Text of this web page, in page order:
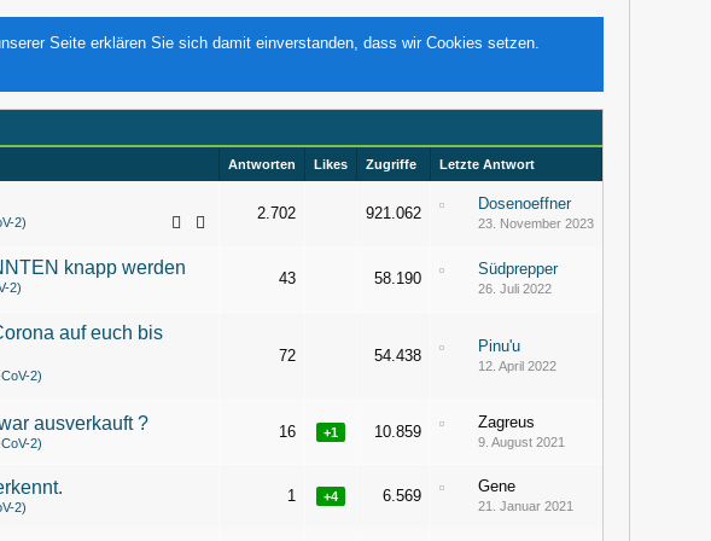
Seite erklären Sie sich damit einverstanden, dass wir Cookies setzen.
Antworten Likes Zugriffe Letzte Antwort
2) 2.702 921.062
Dosenoeffner
23. November 2023
knapp werden
2) 43 58.190
Südprepper
26. Juli 2022
auf euch bis
2)
72 54.438
Pinu'u
12. April 2022
ausverkauft ?
2)
16 +1 10.859
Zagreus
9. August 2021
2)
1 +4 6.569
Gene
21. Januar 2021